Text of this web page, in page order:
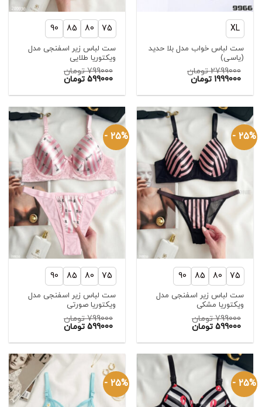
XL
ست لباس خواب مدل بلا حدید
(یاسی)
2799000 تومان
قیمت
2799000 تومان
1999000 تومان
فعلی:
75
80
85
90
ست لباس زیر اسفنجی مدل
ویکتوریا طلایی
799000 تومان
قیمت
799000 تومان
599000 تومان
فعلی:
25% -
75
80
85
90
ست لباس زیر اسفنجی مدل
ویکتوریا مشکی
799000 تومان
قیمت
799000 تومان
599000 تومان
فعلی:
25% -
75
80
85
90
ست لباس زیر اسفنجی مدل
ویکتوریا صورتی
799000 تومان
قیمت
799000 تومان
599000 تومان
فعلی:
25% -
25% -